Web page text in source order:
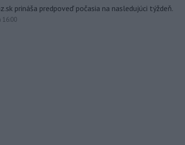
prináša predpoveď počasia na nasledujúci týždeň.
16:00